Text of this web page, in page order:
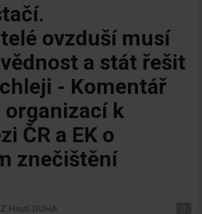
ovzduší musí
a stát řešit
- Komentář
k
ČR a EK o
znečištění
Hnutí DUHA 0